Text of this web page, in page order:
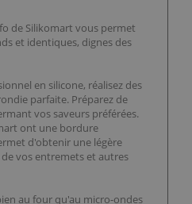
de Silikomart vous permet
et identiques, dignes des
en silicone, réalisez des
parfaite. Préparez de
vos saveurs préférées.
ont une bordure
d'obtenir une légère
vos entremets et autres
au four qu'au micro-ondes